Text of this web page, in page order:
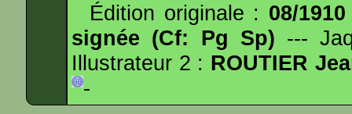
Édition originale : 08/1910
signée (Cf: Pg Sp) ---
Illustrateur 2 : ROUTIER
-